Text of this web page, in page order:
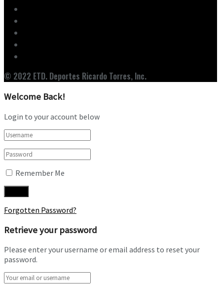
© 2022 ETD. Deportes Ricardo Torres, Inc.
Welcome Back!
Login to your account below
Remember Me
Forgotten Password?
Retrieve your password
Please enter your username or email address to reset your
password.